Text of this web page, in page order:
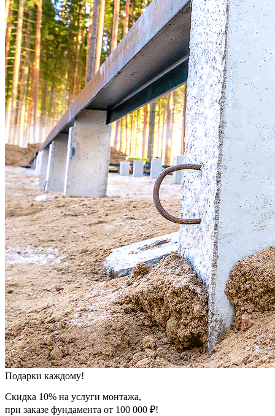
Подарки каждому!
Скидка 10% на услуги монтажа,
при заказе фундамента от 100 000 ₽!